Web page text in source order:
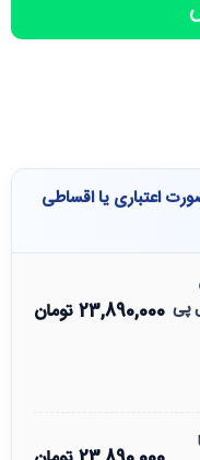
اعتباری یا اقساطی
پی 23,890,000تومان